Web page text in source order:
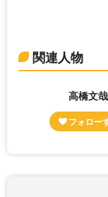
関連人物
高橋文哉